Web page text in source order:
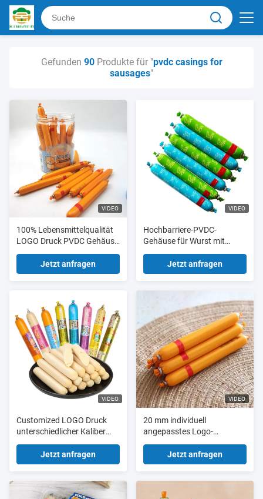
Gefunden 90Produkte für "pvdc casings for
sausages"
VIDEO
100% Lebensmittelqualität
LOGO Druck PVDC Gehäuse
für Wurst
Jetzt anfragen
VIDEO
Hochbarriere-PVDC-
Gehäuse für Wurst mit
unterschiedlichem
FarbdruckJetzt anfragen
VIDEO
Customized LOGO Druck
unterschiedlicher Kaliber
Größen verfügbar PVDC-
Film für Wurst
Jetzt anfragen
VIDEO
20 mm individuell
angepasstes Logo-
Druckwerk PVDC-
Hochbarriere-Wurstgehäuse
Jetzt anfragen